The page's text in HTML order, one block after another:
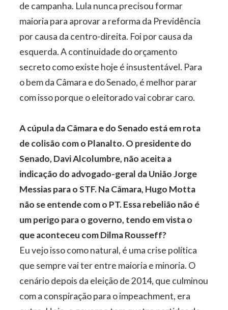
de campanha. Lula nunca precisou formar
maioria para aprovar a reforma da Previdência
por causa da centro-direita. Foi por causa da
esquerda. A continuidade do orçamento
secreto como existe hoje é insustentável. Para
o bem da Câmara e do Senado, é melhor parar
com isso porque o eleitorado vai cobrar caro.
A cúpula da Câmara e do Senado está em rota
de colisão com o Planalto. O presidente do
Senado, Davi Alcolumbre, não aceita a
indicação do advogado-geral da União Jorge
Messias para o STF. Na Câmara, Hugo Motta
não se entende com o PT. Essa rebelião não é
um perigo para o governo, tendo em vista o
que aconteceu com Dilma Rousseff?
Eu vejo isso como natural, é uma crise política
que sempre vai ter entre maioria e minoria. O
cenário depois da eleição de 2014, que culminou
com a conspiração para o impeachment, era